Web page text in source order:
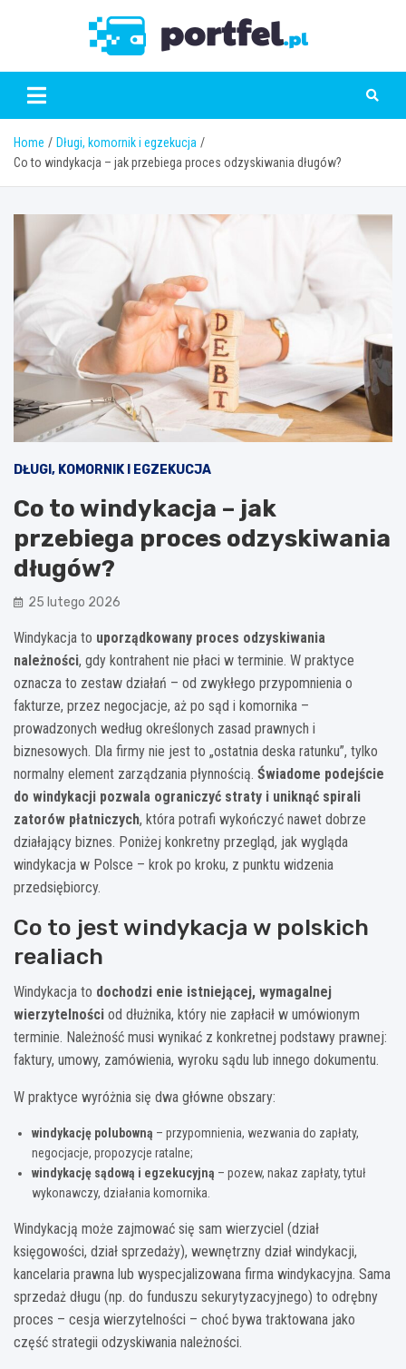
Home
Długi, komornik i egzekucja
Co to windykacja – jak przebiega proces odzyskiwania długów?
DŁUGI, KOMORNIK I EGZEKUCJA
Co to windykacja – jak
przebiega proces odzyskiwania
długów?
25 lutego 2026
Windykacja to uporządkowany proces odzyskiwania
należności, gdy kontrahent nie płaci w terminie. W praktyce
oznacza to zestaw działań – od zwykłego przypomnienia o
fakturze, przez negocjacje, aż po sąd i komornika –
prowadzonych według określonych zasad prawnych i
biznesowych. Dla firmy nie jest to „ostatnia deska ratunku”, tylko
normalny element zarządzania płynnością. Świadome podejście
do windykacji pozwala ograniczyć straty i uniknąć spirali
zatorów płatniczych, która potrafi wykończyć nawet dobrze
działający biznes. Poniżej konkretny przegląd, jak wygląda
windykacja w Polsce – krok po kroku, z punktu widzenia
przedsiębiorcy.
Co to jest windykacja w polskich
realiach
Windykacja to dochodzi enie istniejącej, wymagalnej
wierzytelności od dłużnika, który nie zapłacił w umówionym
terminie. Należność musi wynikać z konkretnej podstawy prawnej:
faktury, umowy, zamówienia, wyroku sądu lub innego dokumentu.
W praktyce wyróżnia się dwa główne obszary:
windykację polubowną – przypomnienia, wezwania do zapłaty,
negocjacje, propozycje ratalne;
windykację sądową i egzekucyjną – pozew, nakaz zapłaty, tytuł
wykonawczy, działania komornika.
Windykacją może zajmować się sam wierzyciel (dział
księgowości, dział sprzedaży), wewnętrzny dział windykacji,
kancelaria prawna lub wyspecjalizowana firma windykacyjna. Sama
sprzedaż długu (np. do funduszu sekurytyzacyjnego) to odrębny
proces – cesja wierzytelności – choć bywa traktowana jako
część strategii odzyskiwania należności.